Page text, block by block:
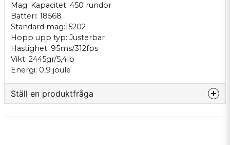
Mag. Kapacitet: 450 rundor
Batteri: 18568
Standard mag:15202
Hopp upp typ: Justerbar
Hastighet: 95ms/312fps
Vikt: 2445gr/5,4lb
Energi: 0,9 joule
Ställ en produktfråga